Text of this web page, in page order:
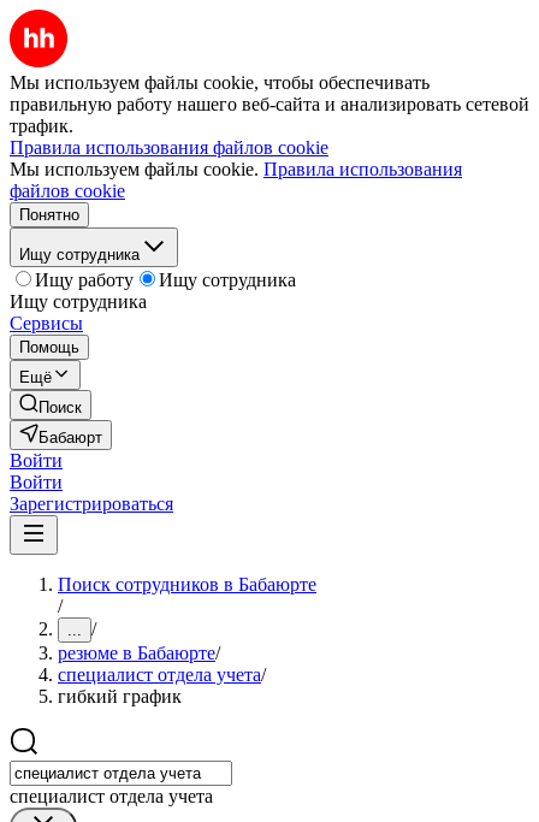
Мы используем файлы cookie, чтобы обеспечивать
правильную работу нашего веб-сайта и анализировать сетевой
трафик.
Правила использования файлов cookie
Мы используем файлы cookie. Правила использования
файлов cookie
Понятно
Ищу сотрудника
Ищу работу
Ищу сотрудника
Ищу сотрудника
Сервисы
Помощь
Ещё
Поиск
Бабаюрт
Войти
Войти
Зарегистрироваться
Поиск сотрудников в Бабаюрте
/
... /
резюме в Бабаюрте/
специалист отдела учета/
гибкий график
специалист отдела учета